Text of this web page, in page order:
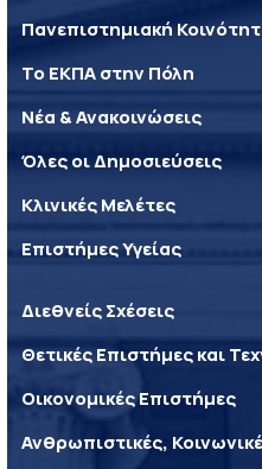
Πανεπιστημιακή
Το ΕΚΠΑ στην Πόλη
Νέα & Ανακοινώσεις
Όλες οι Δημοσιεύσεις
Κλινικές Μελέτες
Επιστήμες Υγείας
Διεθνείς Σχέσεις
Θετικές Επιστήμες και
Οικονομικές Επιστήμες
Ανθρωπιστικές,